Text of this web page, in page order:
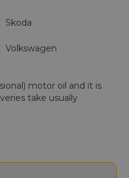
Skoda
Volkswagen
motor oil and it is
take usually